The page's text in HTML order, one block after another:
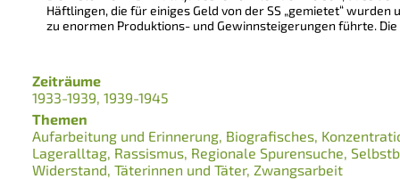
Häftlingen, die für einiges Geld von der SS „gemietet“ wurden
zu enormen Produktions- und Gewinnsteigerungen führte.
Zeiträume
1933-1939 1939-1945
Themen
Aufarbeitung und Erinnerung Biografisches
Lageralltag Rassismus Regionale Spurensuche
Widerstand Täterinnen und Täter Zwangsarbeit